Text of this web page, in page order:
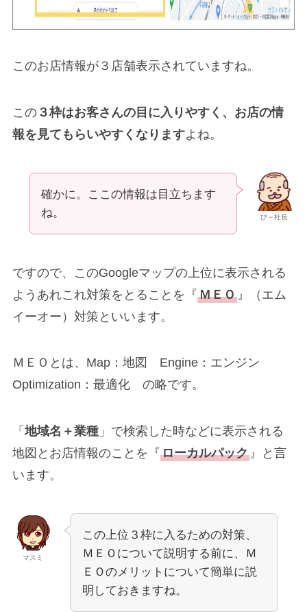
このお店情報が３店舗表示されていますね。
この３枠はお客さんの目に入りやすく、お店の情
報を見てもらいやすくなりますよね。
び～社長
確かに。ここの情報は目立ちます
ね。
ですので、このGoogleマップの上位に表示される
ようあれこれ対策をとることを『ＭＥＯ』（エム
イーオー）対策といいます。
ＭＥＯとは、Map：地図 Engine：エンジン
Optimization：最適化 の略です。
「 地域名＋業種」で検索した時などに表示される
地図とお店情報のことを『ローカルパック』と言
います。
マスミ
この上位３枠に入るための対策、
ＭＥＯについて説明する前に、Ｍ
ＥＯのメリットについて簡単に説
明しておきますね。